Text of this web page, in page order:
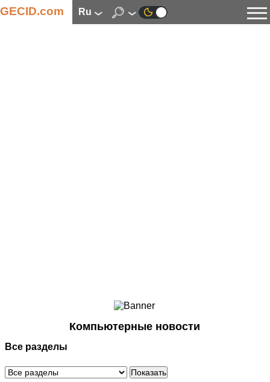
GECID.com ru
Смартфоны
Периферия
Программное обеспечение
Компьютерные новости
Все разделы